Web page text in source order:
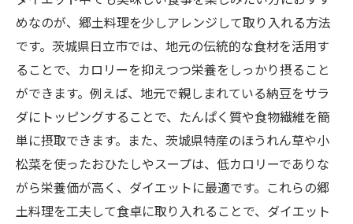
めなのが、郷土料理を少しアレンジして取り入れる方法
です。茨城県日立市では、地元の伝統的な食材を活用す
ることで、カロリーを抑えつつ栄養をしっかり摂ること
ができます。例えば、地元で親しまれている納豆をサラ
ダにトッピングすることで、たんぱく質や食物繊維を簡
単に摂取できます。また、茨城県特産のほうれん草や小
松菜を使ったおひたしやスープは、低カロリーでありな
がら栄養価が高く、ダイエットに最適です。これらの郷
土料理を工夫して食卓に取り入れることで、ダイエット